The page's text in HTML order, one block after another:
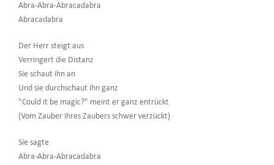
Abra-Abra-Abracadabra
Abracadabra
Der Herr steigt aus
Verringert die Distanz
Sie schaut ihn an
Und sie durchschaut ihn ganz
"Could it be magic?" meint er ganz entrückt
(Vom Zauber ihres Zaubers schwer verzückt)
Sie sagte
Abra-Abra-Abracadabra